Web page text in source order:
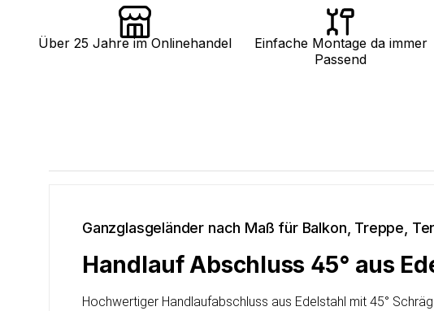
Über 25 Jahre im Onlinehandel
Einfache Montage da immer
Passend
Ganzglasgeländer nach Maß für Balkon, Treppe,
Handlauf Abschluss 45° aus
Hochwertiger Handlaufabschluss aus Edelstahl mit 45°